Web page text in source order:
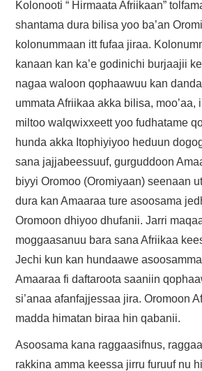
Kolonooti “ Hirmaata Afriikaan”
shantama dura bilisa yoo ba’an
kolonummaan itt fufaa jiraa.
kanaan kan ka’e godinichi burjaajii
nagaa waloon qophaawuu kan
ummata Afriikaa akka bilisa, moo’aa,
miltoo walqwixxeett yoo fudhatame
hunda akka Itophiyiyoo heduun
sana jajjabeessuuf, gurguddoon
biyyi Oromoo (Oromiyaan) seenaan
dura kan Amaaraa ture asoosama
Oromoon dhiyoo dhufanii. Jarri
moggaasanuu bara sana Afriikaa
Jechi kun kan hundaawe
Amaaraa fi daftaroota saaniin
si’anaa afanfajjessaa jira. Oromoon
madda himatan biraa hin qabanii.
Asoosama kana raggaasifnus,
rakkina amma keessa jirru furuuf nu